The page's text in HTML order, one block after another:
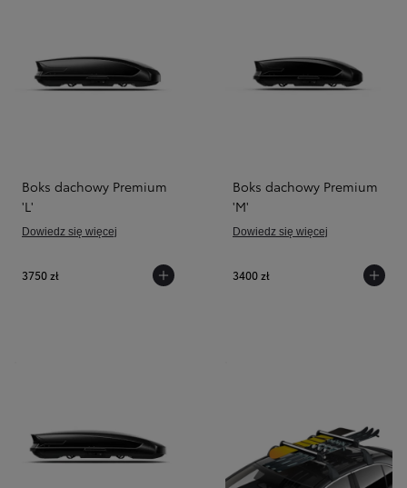
Boks dachowy Premium
'L'
Dowiedz się więcej
3750 zł
Boks dachowy Premium
'M'
Dowiedz się więcej
3400 zł